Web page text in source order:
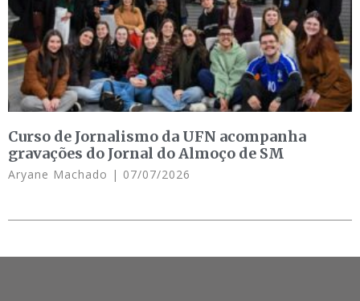
Curso de Jornalismo da UFN acompanha
gravações do Jornal do Almoço de SM
Aryane Machado 07/07/2026